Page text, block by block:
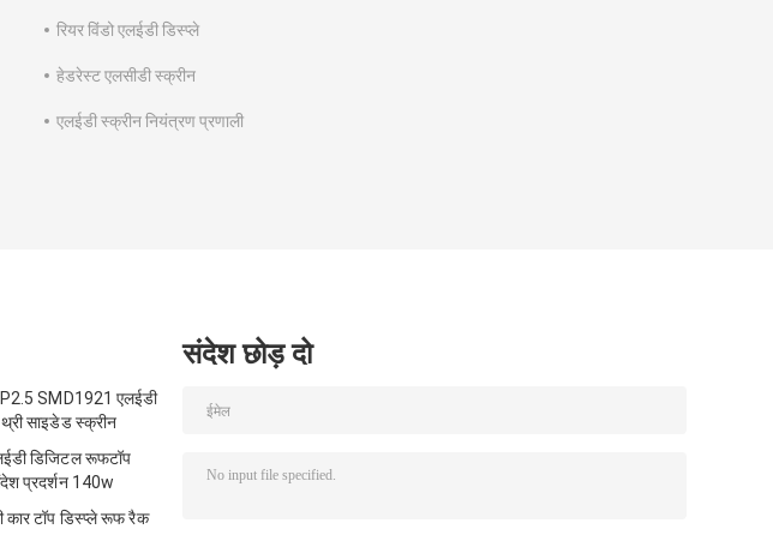
रियर विंडो एलईडी डिस्प्ले
हेडरेस्ट एलसीडी स्क्रीन
एलईडी स्क्रीन नियंत्रण प्रणाली
P2.5 SMD1921 एलईडी
साइडेड स्क्रीन
डिजिटल रूफटॉप
प्रदर्शन 140w
कार टॉप डिस्प्ले रूफ रैक
संदेश छोड़ दो